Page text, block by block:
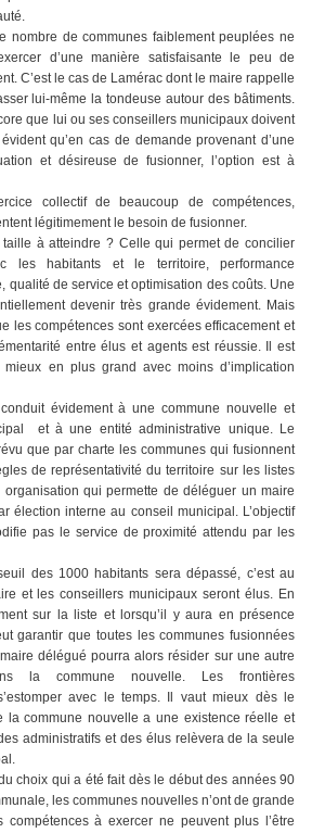
nombre de communes faiblement peuplées ne
d’une manière satisfaisante le peu de
C’est le cas de Lamérac dont le maire rappelle
lui-même la tondeuse autour des bâtiments.
que lui ou ses conseillers municipaux doivent
qu’en cas de demande provenant d’une
et désireuse de fusionner, l’option est à
collectif de beaucoup de compétences,
légitimement le besoin de fusionner.
à atteindre ? Celle qui permet de concilier
les habitants et le territoire, performance
qualité de service et optimisation des coûts. Une
devenir très grande évidement. Mais
les compétences sont exercées efficacement et
entre élus et agents est réussie. Il est
en plus grand avec moins d’implication
évidement à une commune nouvelle et
et à une entité administrative unique. Le
que par charte les communes qui fusionnent
de représentativité du territoire sur les listes
organisation qui permette de déléguer un maire
élection interne au conseil municipal. L’objectif
pas le service de proximité attendu par les
des 1000 habitants sera dépassé, c’est au
et les conseillers municipaux seront élus. En
sur la liste et lorsqu’il y aura en présence
garantir que toutes les communes fusionnées
délégué pourra alors résider sur une autre
la commune nouvelle. Les frontières
avec le temps. Il vaut mieux dès le
la commune nouvelle a une existence réelle et
administratifs et des élus relèvera de la seule
choix qui a été fait dès le début des années 90
les communes nouvelles n’ont de grande
compétences à exercer ne peuvent plus l’être